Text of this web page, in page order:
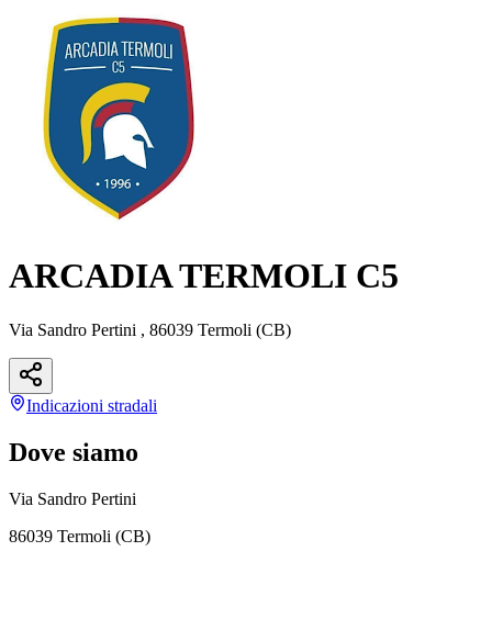
ARCADIA TERMOLI C5
Via Sandro Pertini , 86039 Termoli (CB)
Indicazioni stradali
Dove siamo
Via Sandro Pertini
86039 Termoli (CB)